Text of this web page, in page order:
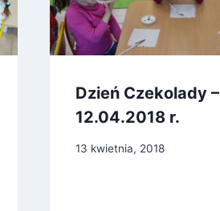
Dzień Czekolady –
12.04.2018 r.
13 kwietnia, 2018